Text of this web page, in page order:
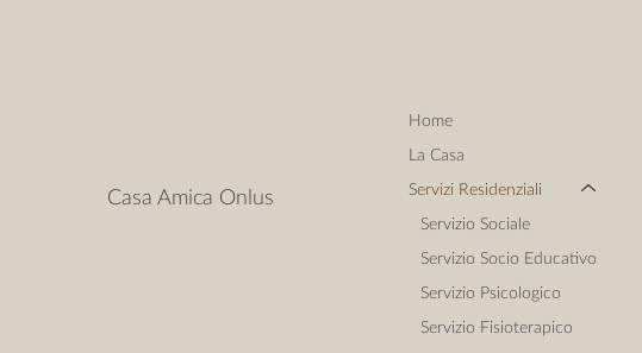
Casa Amica Onlus
Home
La Casa
Servizi Residenziali
Servizio Sociale
Servizio Socio Educativo
Servizio Psicologico
Servizio Fisioterapico